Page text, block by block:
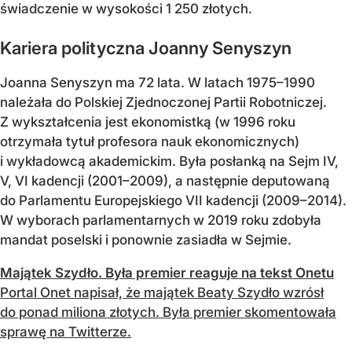
świadczenie w wysokości 1 250 złotych.
Kariera polityczna Joanny Senyszyn
Joanna Senyszyn ma 72 lata. W latach 1975–1990
należała do Polskiej Zjednoczonej Partii Robotniczej.
Z wykształcenia jest ekonomistką (w 1996 roku
otrzymała tytuł profesora nauk ekonomicznych)
i wykładowcą akademickim. Była posłanką na Sejm IV,
V, VI kadencji (2001–2009), a następnie deputowaną
do Parlamentu Europejskiego VII kadencji (2009–2014).
W wyborach parlamentarnych w 2019 roku zdobyła
mandat poselski i ponownie zasiadła w Sejmie.
Majątek Szydło. Była premier reaguje na tekst Onetu
Portal Onet napisał, że majątek Beaty Szydło wzrósł
do ponad miliona złotych. Była premier skomentowała
sprawę na Twitterze.